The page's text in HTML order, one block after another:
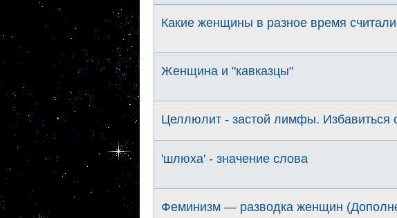
Какие женщины в разное время
Женщина и "кавказцы"
Целлюлит - застой лимфы. Избавиться
'шлюха' - значение слова
Феминизм — разводка женщин